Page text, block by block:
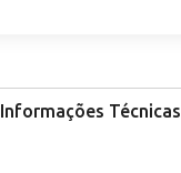
Informações Técnicas